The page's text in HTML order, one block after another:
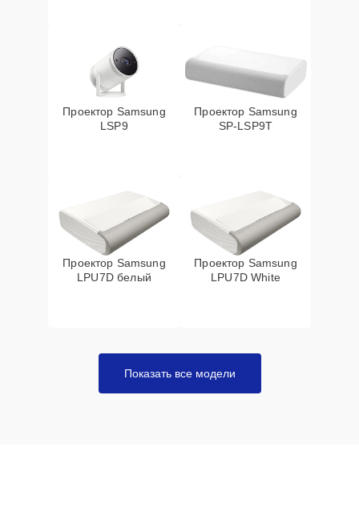
Проектор Samsung
LSP9
Проектор Samsung
SP-LSP9T
Проектор Samsung
LPU7D белый
Проектор Samsung
LPU7D White
Показать все модели